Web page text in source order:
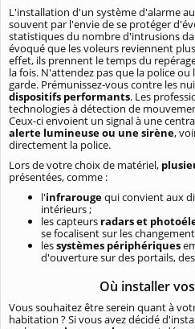
L'installation d'un système d'alarme
souvent par l'envie de se protéger
statistiques du nombre d'intrusions
évoqué que les voleurs reviennent
effet, ils prennent le temps du
la fois. N'attendez pas que la police
garde. Prémunissez-vous contre les
dispositifs performants. Les
technologies à détection de
Ceux-ci envoient un signal à une
alerte lumineuse ou une sirène,
directement la police.
Lors de votre choix de matériel,
présentées, comme :
l'infrarougequi convient aux
intérieurs ;
les capteurs radars et
se focalisent sur les
lessystèmes périphériques
d'ouverture sur des portails,
Où installer
Vous souhaitez être serein quant à
habitation ? Si vous avez décidé